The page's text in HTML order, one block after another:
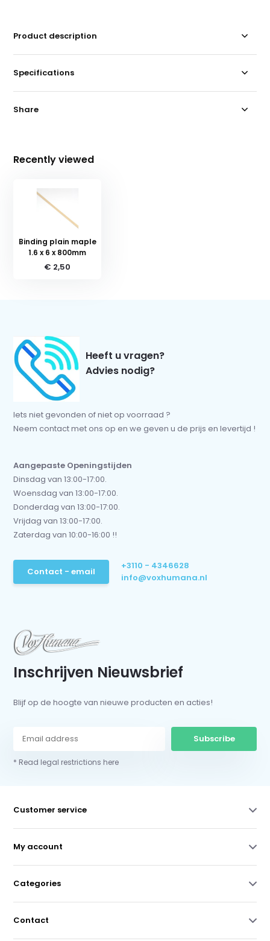
Product description
Specifications
Share
Recently viewed
Binding plain maple
1.6 x 6 x 800mm
€ 2,50
Heeft u vragen?
Advies nodig?
Iets niet gevonden of niet op voorraad ?
Neem contact met ons op en we geven u de prijs en levertijd !
Aangepaste Openingstijden
Dinsdag van 13:00-17:00.
Woensdag van 13:00-17:00.
Donderdag van 13:00-17:00.
Vrijdag van 13:00-17:00.
Zaterdag van 10:00-16:00 !!
Contact - email
+3110 - 4346628
info@voxhumana.nl
Inschrijven Nieuwsbrief
Blijf op de hoogte van nieuwe producten en acties!
Subscribe
* Read legal restrictions here
Customer service
My account
Categories
Contact